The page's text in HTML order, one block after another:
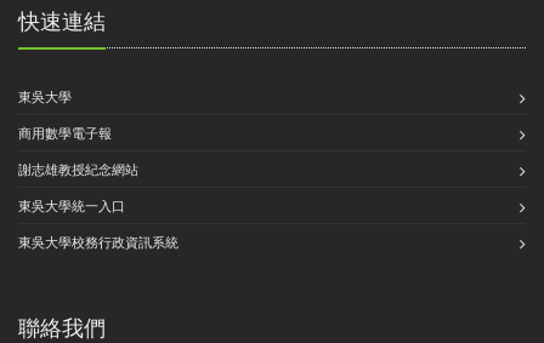
快速連結
東吳大學
商用數學電子報
謝志雄教授紀念網站
東吳大學統一入口
東吳大學校務行政資訊系統
聯絡我們